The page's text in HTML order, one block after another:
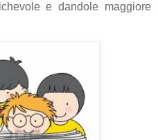
e dandole maggiore